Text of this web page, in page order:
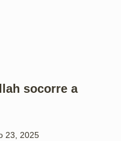
socorre a
23, 2025